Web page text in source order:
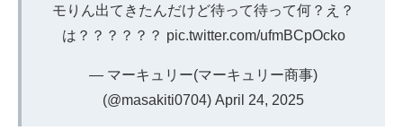
モりん出てきたんだけど待って待って何？え？
は？？？？？？ pic.twitter.com/ufmBCpOcko
— マーキュリー(マーキュリー商事)
(@masakiti0704) April 24, 2025